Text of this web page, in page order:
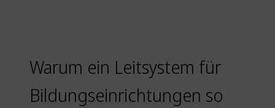
Warum ein Leitsystem für
Bildungseinrichtungen so